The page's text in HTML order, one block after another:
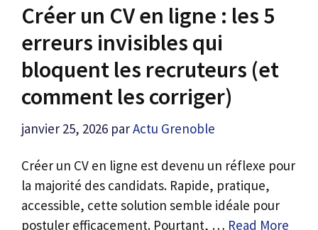
Créer un CV en ligne : les 5
erreurs invisibles qui
bloquent les recruteurs (et
comment les corriger)
janvier 25, 2026 parActu Grenoble
Créer un CV en ligne est devenu un réflexe pour
la majorité des candidats. Rapide, pratique,
accessible, cette solution semble idéale pour
postuler efficacement. Pourtant, … Read More